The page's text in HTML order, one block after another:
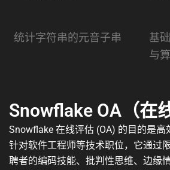
统计字符串的元音子串
基
与
Snowflake OA（在
Snowflake 在线评估 (OA) 的目的是
针对软件工程师等技术职位，它通过
聘者的编码技能、批判性思维、边缘